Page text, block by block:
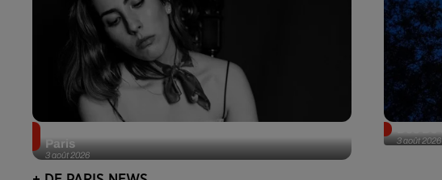
3 août 2026
Paris
3 août 2026